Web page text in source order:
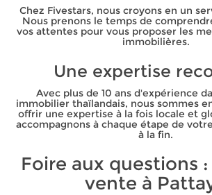
Chez Fivestars, nous croyons en un
Nous prenons le temps de
vos attentes pour vous proposer les
immobilières.
Une expertise
Avec plus de 10 ans d'expérience
immobilier thaïlandais, nous sommes
offrir une expertise à la fois locale et
accompagnons à chaque étape de
à la fin.
Foire aux questions
vente à